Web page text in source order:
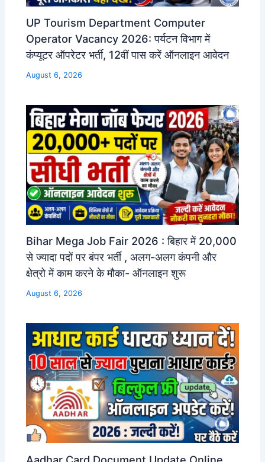
UP Tourism Department Computer
Operator Vacancy 2026: पर्यटन विभाग में
कंप्यूटर ऑपरेटर भर्ती, 12वीं पास करें ऑनलाइन आवेदन
August 6, 2026
Bihar Mega Job Fair 2026 : बिहार में 20,000
से ज्यादा पदों पर बंपर भर्ती , अलग-अलग कंपनी और
क्षेत्रो में काम करने के मौका- ऑनलाइन शुरू
August 6, 2026